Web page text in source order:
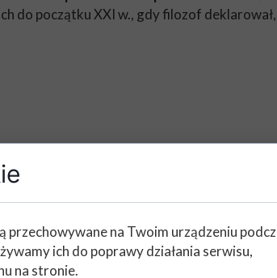
do początku XXI w., gdy filozof
przechowywane na Twoim urządzeniu
ich do poprawy działania serwisu,
na stronie.